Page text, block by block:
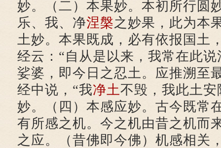
妙。（二）本果妙。本初所行圆
乐、我、净涅槃之妙果，此为本
土妙。本果既成，必有依报国土
经云：“自从是以来，我常在此
娑婆，即今日之忍土。应推溯至
经中说，“我净土不毁，我此土
妙。（四）本感应妙。古今既常
有所感之机。今之机由昔之机而
之应。（昔佛即今佛）机感相关